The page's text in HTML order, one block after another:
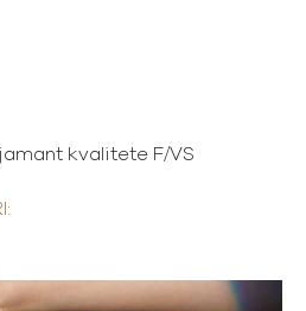
kvalitete F/VS